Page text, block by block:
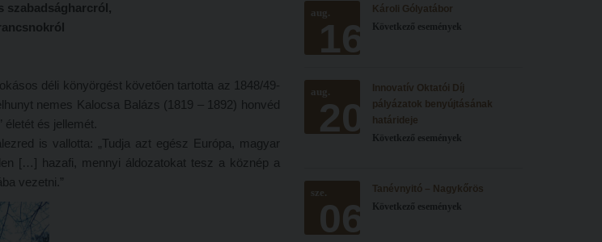
szabadságharcról,
déli könyörgést követően tartotta az 1848/49-
nemes Kalocsa Balázs (1819 – 1892) honvéd
és jellemét.
is vallotta: „Tudja azt egész Európa, magyar
[…] hazafi, mennyi áldozatokat tesz a köznép a
vezetni.”
aug.
16
Károli Gólyatábor
Következő események
aug.
20
Innovatív Oktatói Díj
pályázatok benyújtásának
határideje
Következő események
sze.
06
Tanévnyitó – Nagykőrös
Következő események